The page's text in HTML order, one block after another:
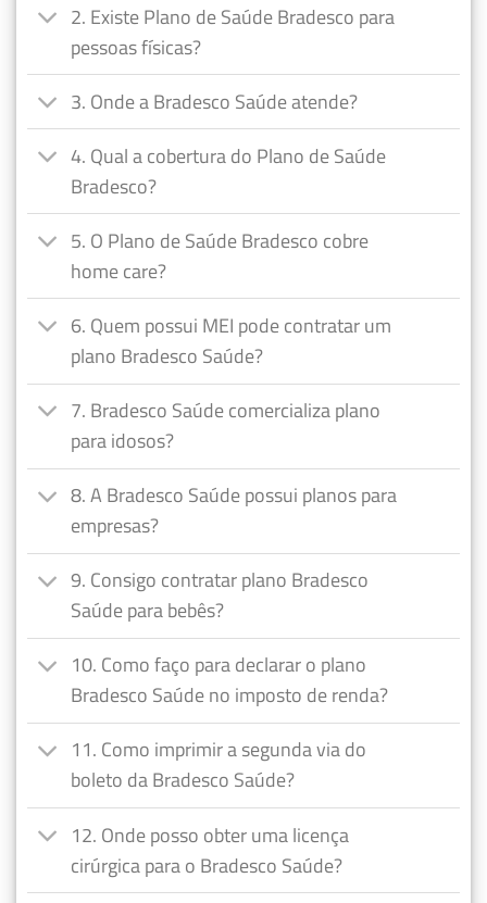
2. Existe Plano de Saúde Bradesco para
pessoas físicas?
3. Onde a Bradesco Saúde atende?
4. Qual a cobertura do Plano de Saúde
Bradesco?
5. O Plano de Saúde Bradesco cobre
home care?
6. Quem possui MEI pode contratar um
plano Bradesco Saúde?
7. Bradesco Saúde comercializa plano
para idosos?
8. A Bradesco Saúde possui planos para
empresas?
9. Consigo contratar plano Bradesco
Saúde para bebês?
10. Como faço para declarar o plano
Bradesco Saúde no imposto de renda?
11. Como imprimir a segunda via do
boleto da Bradesco Saúde?
12. Onde posso obter uma licença
cirúrgica para o Bradesco Saúde?